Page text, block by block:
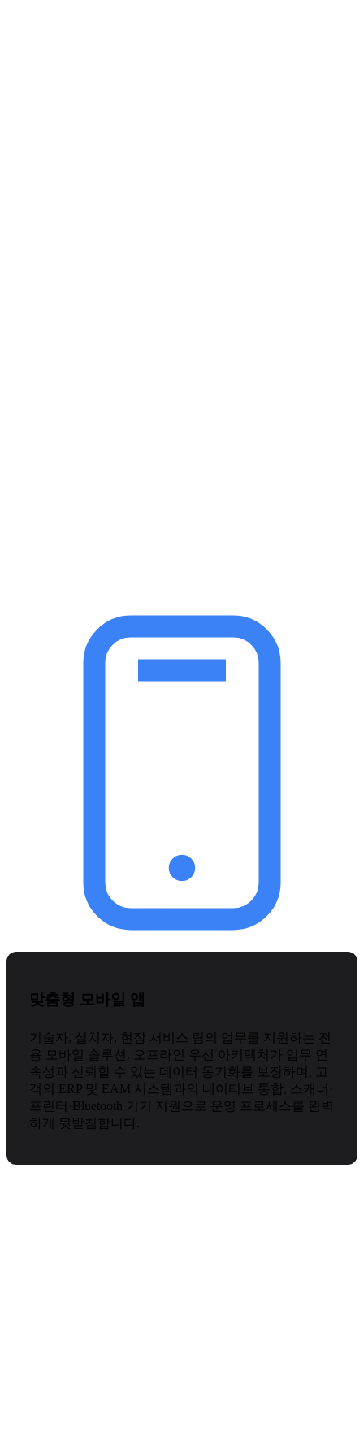
맞춤형 모바일 앱
기술자, 설치자, 현장 서비스 팀의 업무를 지원하는 전
용 모바일 솔루션. 오프라인 우선 아키텍처가 업무 연
속성과 신뢰할 수 있는 데이터 동기화를 보장하며, 고
객의 ERP 및 EAM 시스템과의 네이티브 통합, 스캐너·
프린터·Bluetooth 기기 지원으로 운영 프로세스를 완벽
하게 뒷받침합니다.